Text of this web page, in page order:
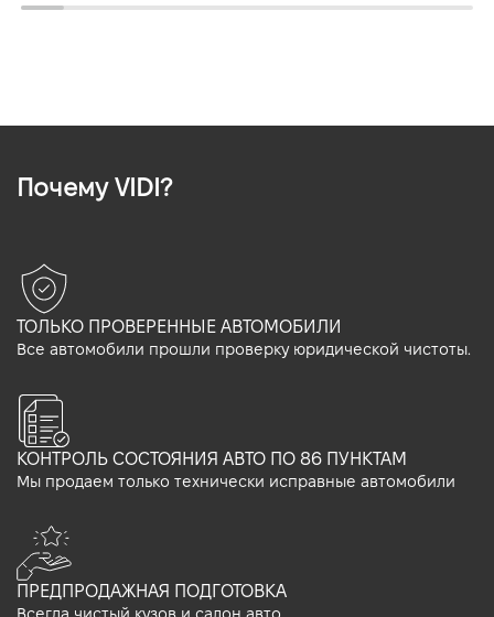
Почему VIDI?
ТОЛЬКО ПРОВЕРЕННЫЕ АВТОМОБИЛИ
Все автомобили прошли проверку юридической чистоты.
КОНТРОЛЬ СОСТОЯНИЯ АВТО ПО 86 ПУНКТАМ
Мы продаем только технически исправные автомобили
ПРЕДПРОДАЖНАЯ ПОДГОТОВКА